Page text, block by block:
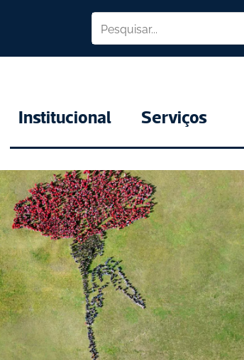
Institucional Serviços